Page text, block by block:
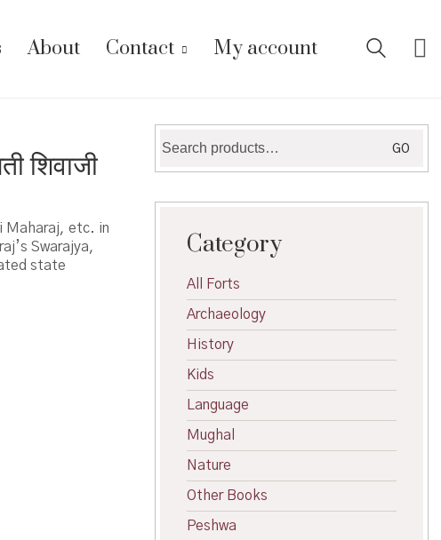
About Contact My account
Maharaj, etc. in
Swarajya,
state
for:
GO
Category
All Forts
Archaeology
History
Kids
Language
Mughal
Nature
Other Books
Peshwa